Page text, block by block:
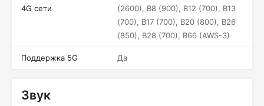
4G сети
(2600), B8 (900), B12 (700), B13
(700), B17 (700), B20 (800), B26
(850), B28 (700), B66 (AWS-3)
Поддержка 5G Да
Звук